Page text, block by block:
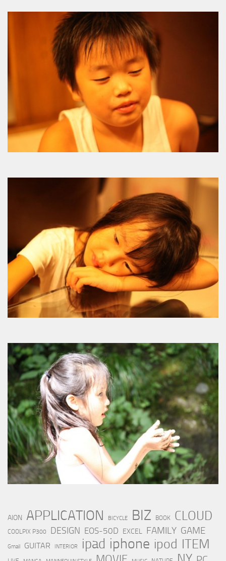
AION APPLICATION BICYCLE BIZ BOOK CLOUD
COOLPIX P300 DESIGN EOS-50D EXCEL FAMILY GAME
Gmail GUITAR INTERIOR ipad iphone ipod ITEM